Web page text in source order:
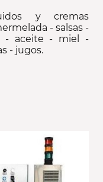
y cremas
- salsas -
- aceite - miel -
- jugos.